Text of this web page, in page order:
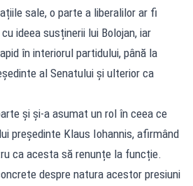
sale, o parte a liberalilor ar fi
ideea susținerii lui Bolojan, iar
în interiorul partidului, până la
al Senatului și ulterior ca
și și-a asumat un rol în ceea ce
președinte Klaus Iohannis, afirmând
ca acesta să renunțe la funcție.
despre natura acestor presiuni